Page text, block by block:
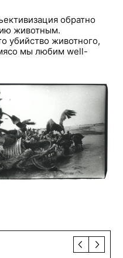
обратно
животным.
убийство животного,
мы любим well-